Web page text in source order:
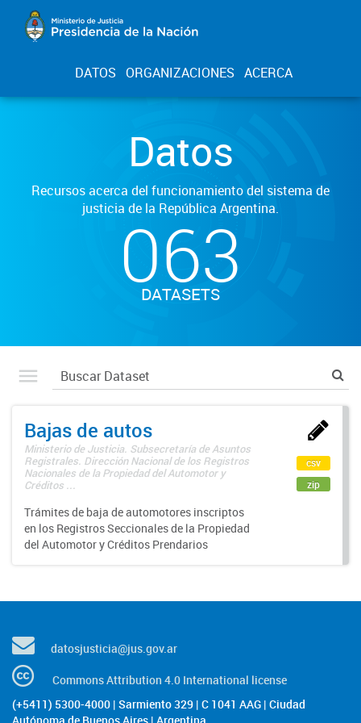
DATOS ORGANIZACIONES ACERCA
Datos
Recursos acerca del funcionamiento del sistema de
justicia de la República Argentina.
063
DATASETS
Bajas de autos
Ministerio de Justicia. Subsecretaría de Asuntos
Registrales. Dirección Nacional de los Registros
Nacionales de la Propiedad del Automotor y
Créditos ...
Trámites de baja de automotores inscriptos
en los Registros Seccionales de la Propiedad
del Automotor y Créditos Prendarios
csv
zip
datosjusticia@jus.gov.ar
Commons Attribution 4.0 International license
(+5411) 5300-4000 | Sarmiento 329 | C 1041 AAG | Ciudad